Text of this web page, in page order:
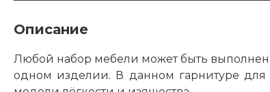
Описание
Любой набор мебели может быть
одном изделии. В данном гарнитуре для